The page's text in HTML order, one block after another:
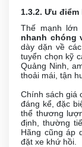
1.3.2. Ưu
Thế mạnh
nhanh chóng
dày dặn về
tuyển chọn kỹ
Quảng Ninh,
thoải mái, tận
Chính sách giá
đáng kể, đặc
thể thương
định, thường
Hãng cũng áp
đặt xe khứ hồi.